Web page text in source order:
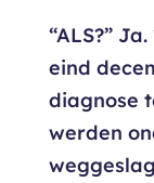
“ALS?”
eind
diagnose
werden